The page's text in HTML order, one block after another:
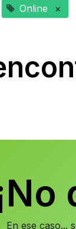
Online ×
En ese caso...